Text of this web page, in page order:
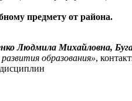
предмету от района.
Людмила Михайловна,
образования»,